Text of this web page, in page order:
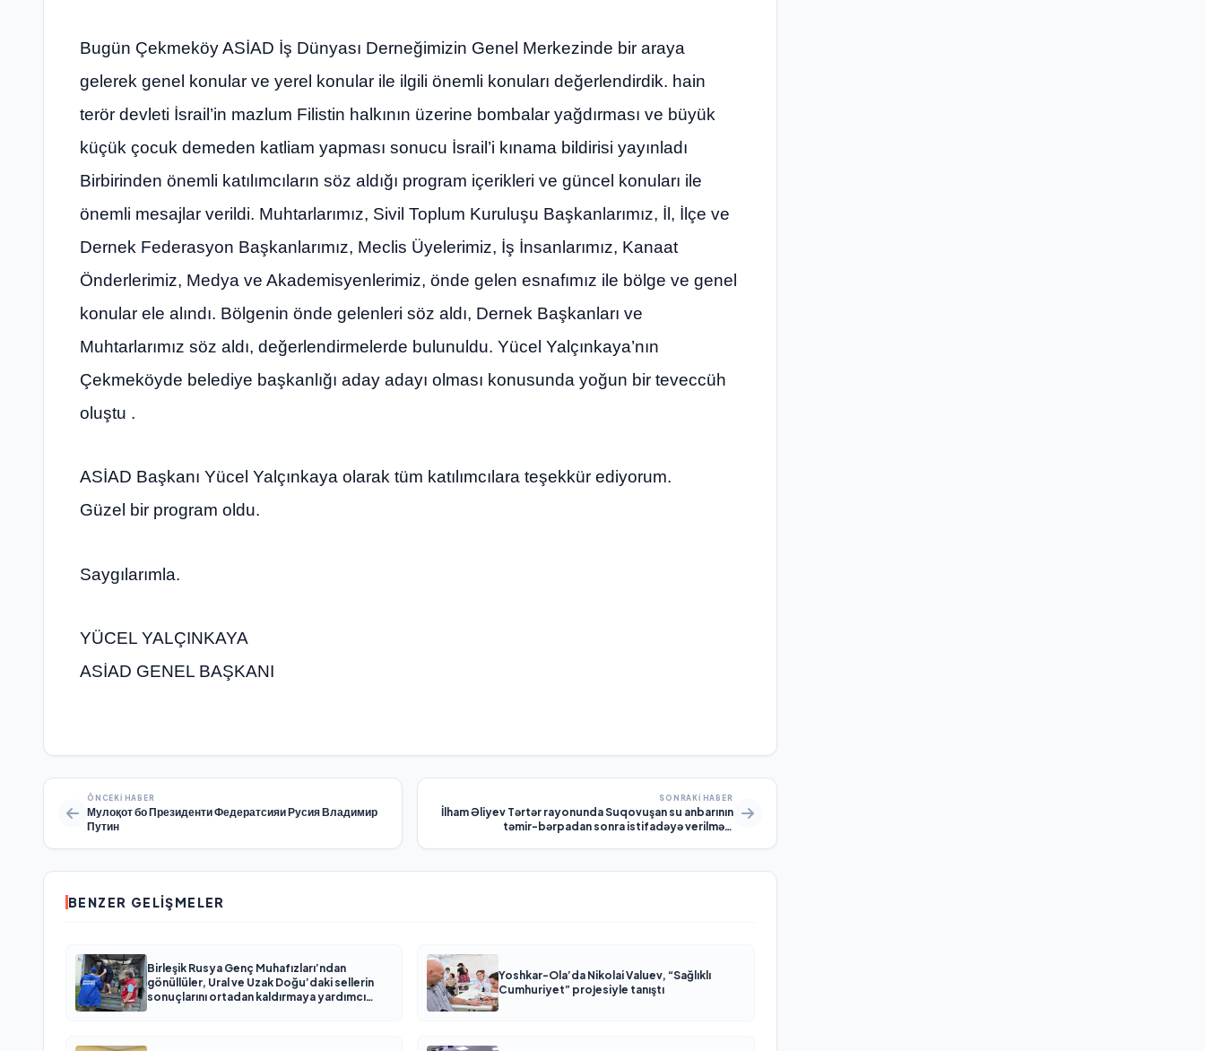
Bugün Çekmeköy ASİAD İş Dünyası Derneğimizin Genel Merkezinde bir araya
gelerek genel konular ve yerel konular ile ilgili önemli konuları değerlendirdik. hain
terör devleti İsrail’in mazlum Filistin halkının üzerine bombalar yağdırması ve büyük
küçük çocuk demeden katliam yapması sonucu İsrail’i kınama bildirisi yayınladı
Birbirinden önemli katılımcıların söz aldığı program içerikleri ve güncel konuları ile
önemli mesajlar verildi. Muhtarlarımız, Sivil Toplum Kuruluşu Başkanlarımız, İl, İlçe ve
Dernek Federasyon Başkanlarımız, Meclis Üyelerimiz, İş İnsanlarımız, Kanaat
Önderlerimiz, Medya ve Akademisyenlerimiz, önde gelen esnafımız ile bölge ve genel
konular ele alındı. Bölgenin önde gelenleri söz aldı, Dernek Başkanları ve
Muhtarlarımız söz aldı, değerlendirmelerde bulunuldu. Yücel Yalçınkaya’nın
Çekmeköyde belediye başkanlığı aday adayı olması konusunda yoğun bir teveccüh
oluştu .
ASİAD Başkanı Yücel Yalçınkaya olarak tüm katılımcılara teşekkür ediyorum.
Güzel bir program oldu.
Saygılarımla.
YÜCEL YALÇINKAYA
ASİAD GENEL BAŞKANI
ÖNCEKI HABER
Мулоқот бо Президенти Федератсияи Русия Владимир
Путин
SONRAKI HABER
İlham Əliyev Tərtər rayonunda Suqovuşan su anbarının
təmir-bərpadan sonra istifadəyə verilməsi
BENZER GELIŞMELER
Birleşik Rusya Genç Muhafızları’ndan
gönüllüler, Ural ve Uzak Doğu’daki sellerin
sonuçlarını ortadan kaldırmaya yardımcı
Yoshkar-Ola’da Nikolai Valuev, “Sağlıklı
Cumhuriyet” projesiyle tanıştı